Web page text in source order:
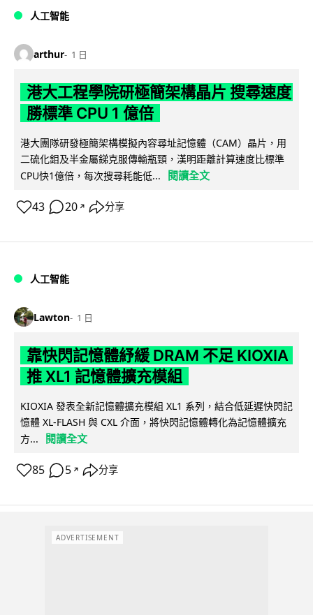
人工智能
arthur 1 日
港大工程學院研極簡架構晶片 搜尋速度
勝標準 CPU 1 億倍
港大團隊研發極簡架構模擬內容尋址記憶體（CAM）晶片，用
二硫化鉬及半金屬銻克服傳輸瓶頸，漢明距離計算速度比標準
CPU快1億倍，每次搜尋耗能低...
閱讀全文
43 20 ↗ 分享
人工智能
Lawton 1 日
靠快閃記憶體紓緩 DRAM 不足 KIOXIA
推 XL1 記憶體擴充模組
KIOXIA 發表全新記憶體擴充模組 XL1 系列，結合低延遲快閃記
憶體 XL-FLASH 與 CXL 介面，將快閃記憶體轉化為記憶體擴充
方...
閱讀全文
85 5 ↗ 分享
ADVERTISEMENT